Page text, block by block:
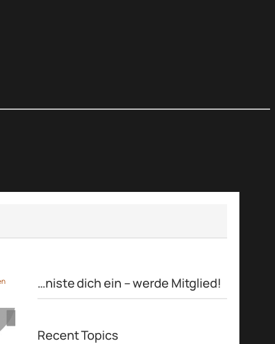
…niste dich ein – werde Mitglied!
Recent Topics